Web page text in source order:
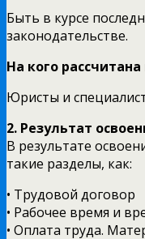
Быть в курсе
законодательстве.
На кого
Юристы и
2. Результат
В результате
такие разделы, как:
• Трудовой договор
• Рабочее время и
• Оплата труда.